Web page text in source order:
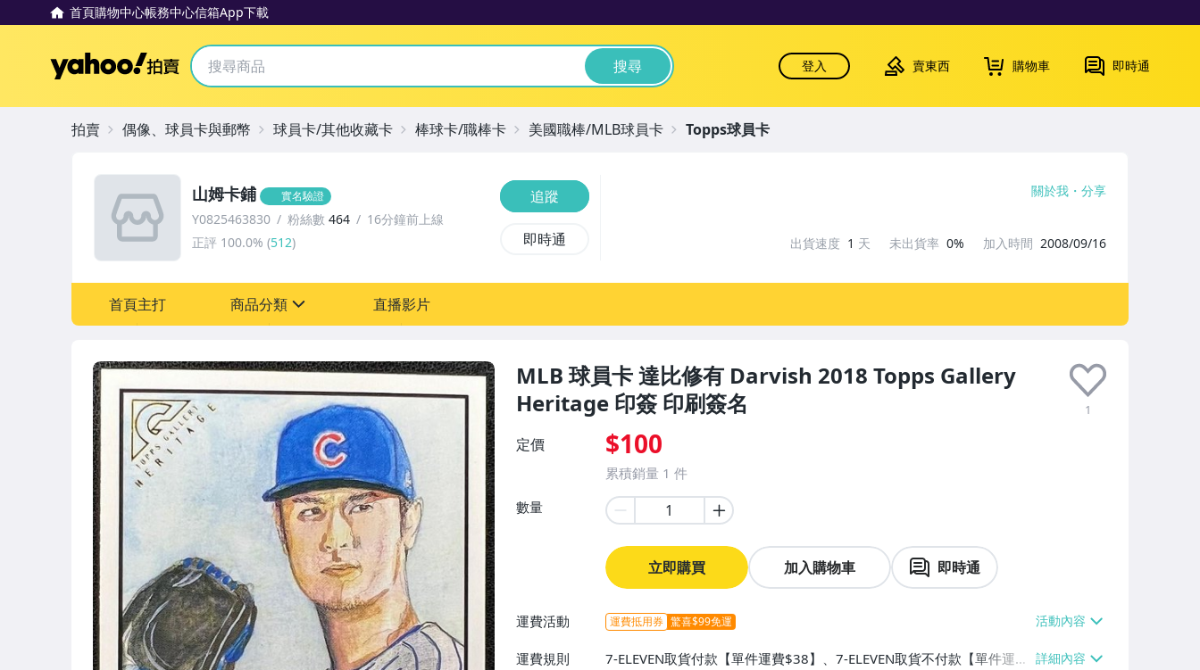
首頁購物中心帳務中心信箱App下載
Yahoo拍賣 搜尋 登入 賣東西 購物車 即時通
MLB 球員卡 達比修有 Darvish 2018 Topps Gallery
Heritage 印簽 印刷簽名
1
定價 $100
累積銷量 1 件
數量
立即購買 加入購物車 即時通
運費活動 運費抵用券 驚喜$99免運
運費規則
7-ELEVEN取貨付款【單件運費$38】、7-ELEVEN取貨不付款【單件運費
山姆卡鋪 實名驗證
Y0825463830 粉絲數 464
16分鐘前上線
正評 100.0% (512)
追蹤
即時通
關於我 分享
出貨速度 1 天 未出貨率 0% 加入時間 2008/09/16
首頁主打 商品分類
女包精品與女鞋
直播影片
拍賣 偶像、球員卡與郵幣 球員卡/其他收藏卡 棒球卡/職棒卡 美國職棒/MLB球員卡 Topps球員卡